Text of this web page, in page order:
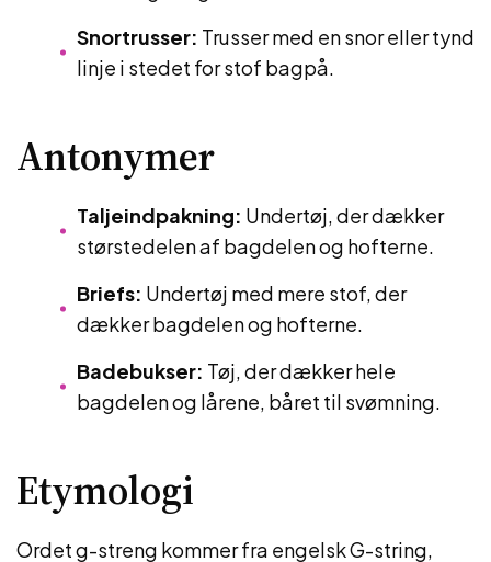
Snortrusser: Trusser med en snor eller tynd
linje i stedet for stof bagpå.
Antonymer
Taljeindpakning: Undertøj, der dækker
størstedelen af bagdelen og hofterne.
Briefs: Undertøj med mere stof, der
dækker bagdelen og hofterne.
Badebukser: Tøj, der dækker hele
bagdelen og lårene, båret til svømning.
Etymologi
Ordet g-streng kommer fra engelsk G-string,